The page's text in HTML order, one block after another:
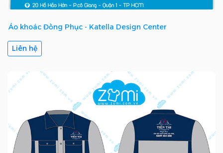
Áo khoác Đồng Phục - Katella Design Center
Liên hệ